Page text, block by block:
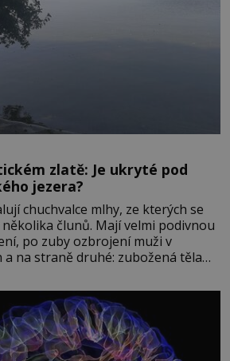
zlatě: Je ukryté pod
jezera?
chuchvalce mlhy, ze kterých se
člunů. Mají velmi podivnou
po zuby ozbrojení muži v
na straně druhé: zubožená těla
Je jaro roku 1945, druhá
ke konci. Jezero Stolpsee